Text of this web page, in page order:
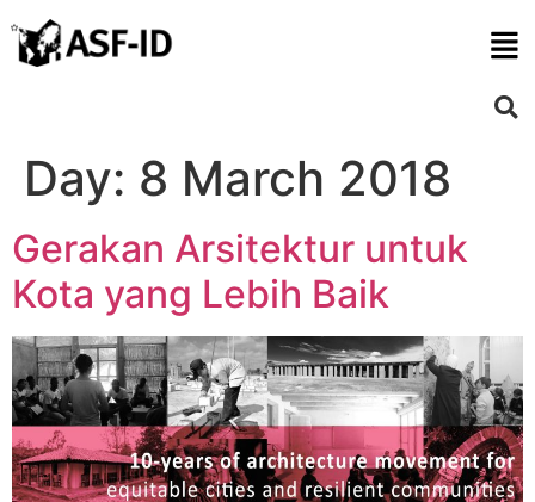
Day: 8 March 2018
Gerakan Arsitektur untuk
Kota yang Lebih Baik